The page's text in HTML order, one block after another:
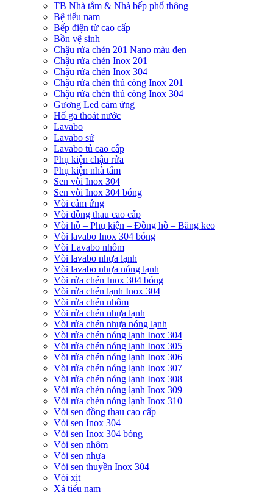
TB Nhà tắm & Nhà bếp phổ thông
Bệ tiểu nam
Bếp điện từ cao cấp
Bồn vệ sinh
Chậu rửa chén 201 Nano màu đen
Chậu rửa chén Inox 201
Chậu rửa chén Inox 304
Chậu rửa chén thủ công Inox 201
Chậu rửa chén thủ công Inox 304
Gương Led cảm ứng
Hố ga thoát nước
Lavabo
Lavabo sứ
Lavabo tủ cao cấp
Phụ kiện chậu rửa
Phụ kiện nhà tắm
Sen vòi Inox 304
Sen vòi Inox 304 bóng
Vòi cảm ứng
Vòi đồng thau cao cấp
Vòi hồ – Phụ kiện – Đồng hồ – Băng keo
Vòi lavabo Inox 304 bóng
Vòi Lavabo nhôm
Vòi lavabo nhựa lạnh
Vòi lavabo nhựa nóng lạnh
Vòi rửa chén Inox 304 bóng
Vòi rửa chén lạnh Inox 304
Vòi rửa chén nhôm
Vòi rửa chén nhựa lạnh
Vòi rửa chén nhựa nóng lạnh
Vòi rửa chén nóng lạnh Inox 304
Vòi rửa chén nóng lạnh Inox 305
Vòi rửa chén nóng lạnh Inox 306
Vòi rửa chén nóng lạnh Inox 307
Vòi rửa chén nóng lạnh Inox 308
Vòi rửa chén nóng lạnh Inox 309
Vòi rửa chén nóng lạnh Inox 310
Vòi sen đồng thau cao cấp
Vòi sen Inox 304
Vòi sen Inox 304 bóng
Vòi sen nhôm
Vòi sen nhựa
Vòi sen thuyền Inox 304
Vòi xịt
Xả tiểu nam